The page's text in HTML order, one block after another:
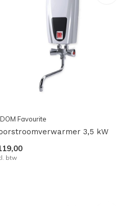
Favourite
3,5 kW
btw